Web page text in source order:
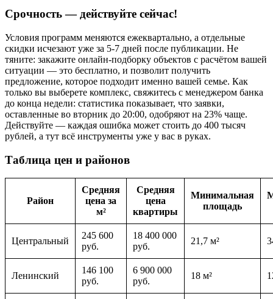
Срочность — действуйте сейчас!
Условия программ меняются ежеквартально, а отдельные
скидки исчезают уже за 5-7 дней после публикации. Не
тяните: закажите онлайн-подборку объектов с расчётом вашей
ситуации — это бесплатно, и позволит получить
предложение, которое подходит именно вашей семье. Как
только вы выберете комплекс, свяжитесь с менеджером банка
до конца недели: статистика показывает, что заявки,
оставленные во вторник до 20:00, одобряют на 23% чаще.
Действуйте — каждая ошибка может стоить до 400 тысяч
рублей, а тут всё инструменты уже у вас в руках.
Таблица цен и районов
Район
Средняя
цена за
м²
Средняя
цена
квартиры
Минимальная
площадь
Центральный
245 600
руб.
18 400 000
руб.
21,7 м²
Ленинский
146 100
руб.
6 900 000
руб.
18 м²